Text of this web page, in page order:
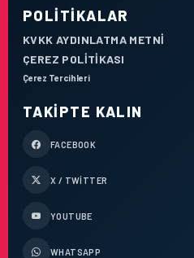
POLITIKALAR
KVKK AYDINLATMA METNI
ÇEREZ POLITIKASI
Çerez Tercihleri
TAKIPTE KALIN
FACEBOOK
X / TWITTER
YOUTUBE
WHATSAPP